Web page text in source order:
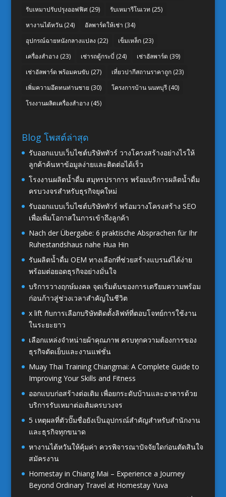
รับเหมาปรับปรุงออฟฟิศ(29) รับเหมารีโนเวท (25)
หางานไต้หวัน(24) อัลพาร์ดให้เช่า (34)
อุปกรณ์ฉายหนังกลางแปลง (22) เข็มเหล็ก(23)
เครื่องสำอาง (23) เช่ารถตู้กระบี่ (24) เช่าอัลพาร์ด (39)
เช่าอัลพาร์ด พร้อมคนขับ (27) เที่ยวปากีสถานราคาถูก(23)
เพิ่มความอึดทนท่านชาย (30) โครงการบ้าน นนทบุรี(40)
โรงงานผลิตเครื่องสำอาง (45)
Blog โพสต์ล่าสุด
รับออกแบบเว็บไซต์บริษัททัวร์ วางโครงสร้างอย่างไรให้
ลูกค้าค้นหาข้อมูลง่ายและติดต่อได้เร็ว
โรงงานผลิตน้ำดื่ม สมุทรปราการ พร้อมบริการผลิตน้ำดื่ม
ครบวงจรสำหรับธุรกิจยุคใหม่
รับออกแบบเว็บไซต์บริษัททัวร์ พร้อมวางโครงสร้าง SEO
เพื่อเพิ่มโอกาสในการเข้าถึงลูกค้า
Nach der Übergabe: 6 praktische Absprachen für Ihr
Ruhestandshaus nahe Hua Hin
รับผลิตน้ำดื่ม OEM ทางเลือกที่ช่วยสร้างแบรนด์ได้ง่าย
พร้อมต่อยอดธุรกิจอย่างมั่นใจ
บริการวางฤกษ์มงคล จุดเริ่มต้นของการเตรียมความพร้อม
ก่อนก้าวสู่ช่วงเวลาสำคัญในชีวิต
x lift กับการเลือกบริษัทติดตั้งลิฟท์ที่ตอบโจทย์การใช้งาน
ในระยะยาว
เลือกแหล่งจำหน่ายผ้าคุณภาพ ครบทุกความต้องการของ
ธุรกิจตัดเย็บและงานแฟชั่น
Muay Thai Training Chiangmai: A Complete Guide to
Improving Your Skills and Fitness
ออกแบบก่อสร้างต่อเติม เพื่อยกระดับบ้านและอาคารด้วย
บริการรับเหมาต่อเติมครบวงจร
5 เหตุผลที่ตัวปั๊มชื่อยังเป็นอุปกรณ์สำคัญสำหรับสำนักงาน
และธุรกิจทุกขนาด
หางานไต้หวันให้คุ้มค่า ควรพิจารณาปัจจัยใดก่อนตัดสินใจ
สมัครงาน
Homestay in Chiang Mai – Experience a Journey
Beyond Ordinary Travel at Homestay Yuva